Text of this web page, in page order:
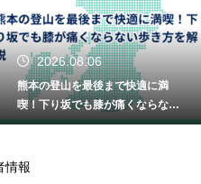
快適に満
くならない
2026.08.05
熊本の川遊びを家
喫！手軽に自然を
のコース解説
情報